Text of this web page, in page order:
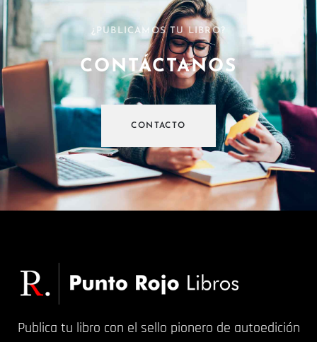
¿PUBLICAMOS TU LIBRO?
CONTÁCTANOS
CONTACTO
Publica tu libro con el sello pionero de autoedición